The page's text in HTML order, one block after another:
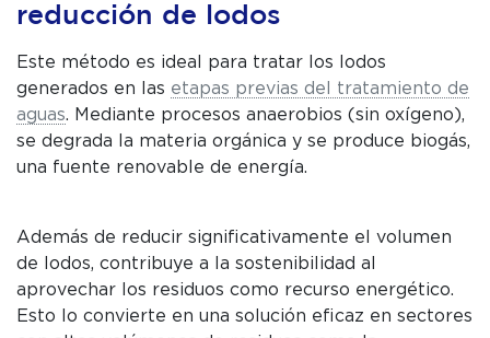
reducción de lodos
Este método es ideal para tratar los lodos
generados en las etapas previas del tratamiento de
aguas. Mediante procesos anaerobios (sin oxígeno),
se degrada la materia orgánica y se produce biogás,
una fuente renovable de energía.
Además de reducir significativamente el volumen
de lodos, contribuye a la sostenibilidad al
aprovechar los residuos como recurso energético.
Esto lo convierte en una solución eficaz en sectores